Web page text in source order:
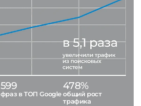
599
фраз в ТОП Google
478%
общий рост
трафика